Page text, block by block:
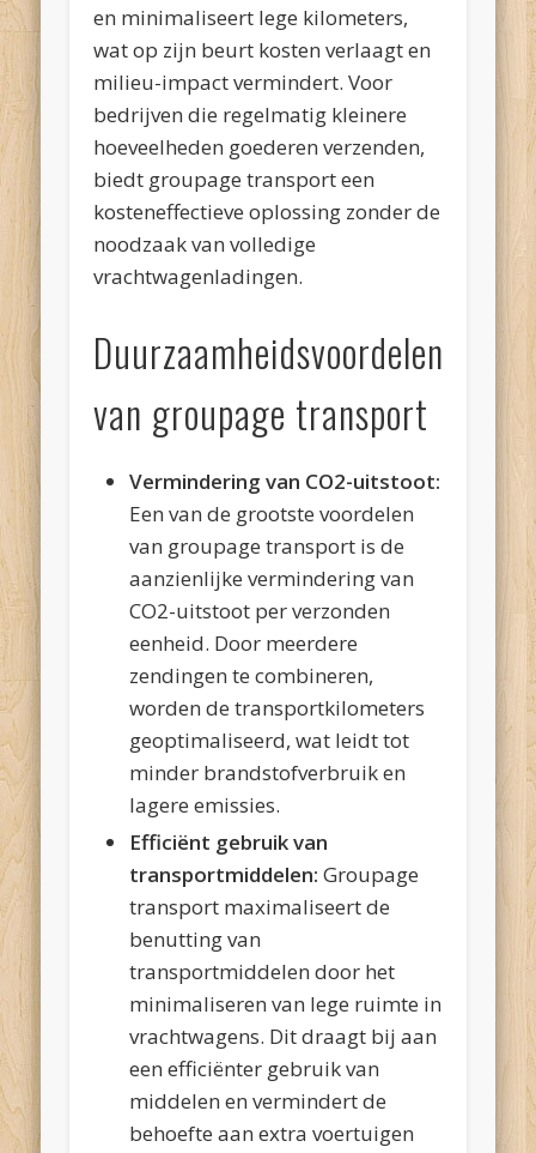
en minimaliseert lege kilometers,
wat op zijn beurt kosten verlaagt en
milieu-impact vermindert. Voor
bedrijven die regelmatig kleinere
hoeveelheden goederen verzenden,
biedt groupage transport een
kosteneffectieve oplossing zonder de
noodzaak van volledige
vrachtwagenladingen.
Duurzaamheidsvoordelen
van groupage transport
Vermindering van CO2-uitstoot:
Een van de grootste voordelen
van groupage transport is de
aanzienlijke vermindering van
CO2-uitstoot per verzonden
eenheid. Door meerdere
zendingen te combineren,
worden de transportkilometers
geoptimaliseerd, wat leidt tot
minder brandstofverbruik en
lagere emissies.
Efficiënt gebruik van
transportmiddelen: Groupage
transport maximaliseert de
benutting van
transportmiddelen door het
minimaliseren van lege ruimte in
vrachtwagens. Dit draagt bij aan
een efficiënter gebruik van
middelen en vermindert de
behoefte aan extra voertuigen